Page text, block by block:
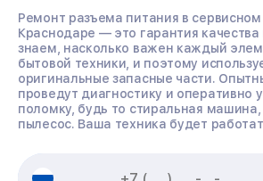
Ремонт разъема питания в сервисном
Краснодаре — это гарантия
знаем, насколько важен каждый
бытовой техники, и поэтому
оригинальные запасные части.
проведут диагностику и оперативно
поломку, будь то стиральная
пылесос. Ваша техника будет